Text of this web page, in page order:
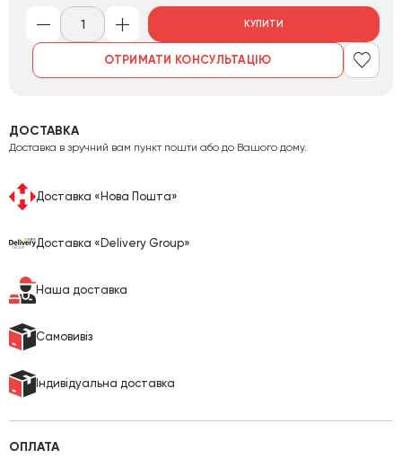
КУПИТИ
ОТРИМАТИ КОНСУЛЬТАЦІЮ
ДОСТАВКА
Доставка в зручний вам пункт пошти або до Вашого дому.
Доставка «Нова Пошта»
Доставка «Delivery Group»
Наша доставка
Cамовивіз
Індивідуальна доставка
ОПЛАТА